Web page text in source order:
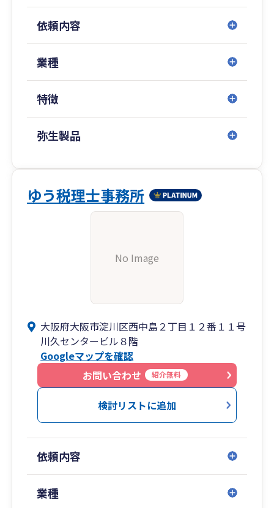
依頼内容
業種
特徴
弥生製品
ゆう税理士事務所
No Image
大阪府大阪市淀川区西中島２丁目１２番１１号
川久センタービル８階
Googleマップを確認
お問い合わせ
紹介無料
検討リストに追加
依頼内容
業種